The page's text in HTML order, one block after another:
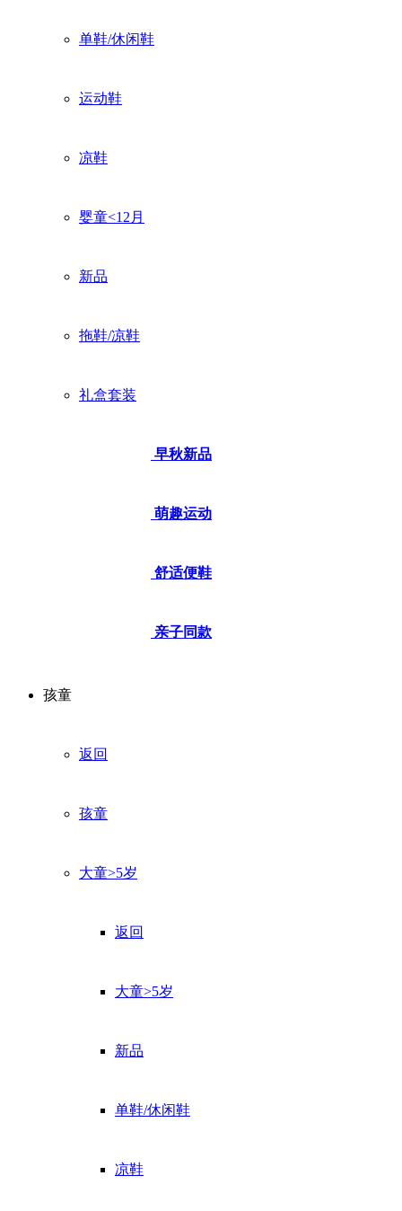
单鞋/休闲鞋
运动鞋
凉鞋
婴童<12月
新品
拖鞋/凉鞋
礼盒套装
早秋新品
萌趣运动
舒适便鞋
亲子同款
孩童
返回
孩童
大童>5岁
返回
大童>5岁
新品
单鞋/休闲鞋
凉鞋